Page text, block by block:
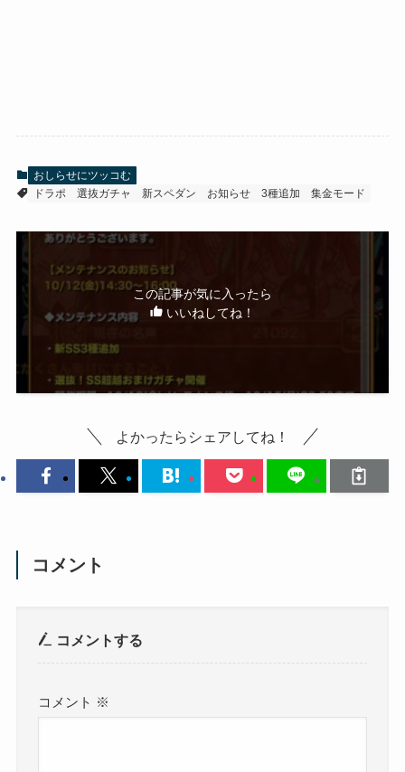
おしらせにツッコむ
ドラポ
選抜ガチャ 新スペダン お知らせ 3種追加 集金モード
この記事が気に入ったら
いいねしてね！
よかったらシェアしてね！
コメント
コメントする
コメント ※